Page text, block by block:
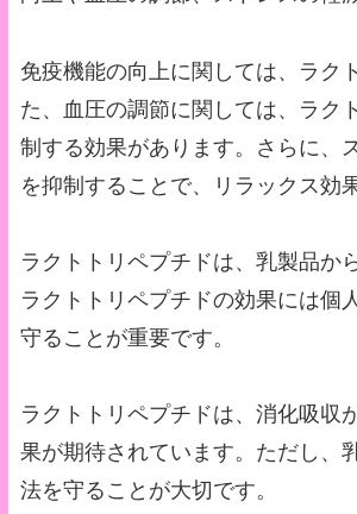
免疫機能の向上に関しては、ラク
た、血圧の調節に関しては、ラク
制する効果があります。さらに、
を抑制することで、リラックス効
ラクトトリペプチドは、乳製品か
ラクトトリペプチドの効果には個
守ることが重要です。
ラクトトリペプチドは、消化吸収
果が期待されています。ただし、
法を守ることが大切です。